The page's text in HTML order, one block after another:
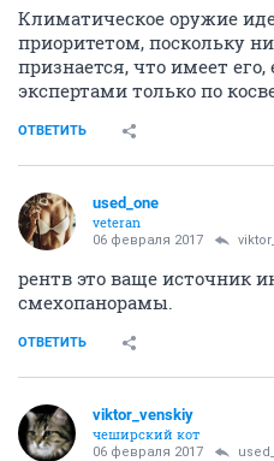
Климатическое оружие
приоритетом, поскольку
признается, что имеет
экспертами только по
ОТВЕТИТЬ
used_one
veteran
06 февраля 2017
рентв это ваще источник
смехопанорамы.
ОТВЕТИТЬ
viktor_venskiy
чеширский кот
06 февраля 2017